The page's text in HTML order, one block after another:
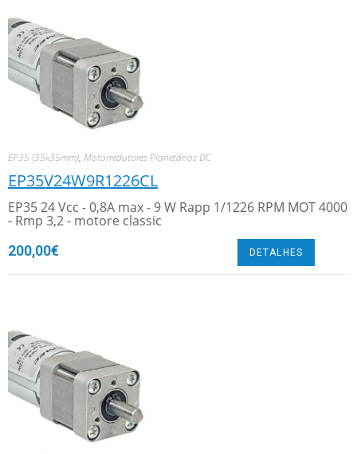
EP35 (35x35mm), Motorredutores Planetários DC
EP35V24W9R1226CL
EP35 24 Vcc - 0,8A max - 9 W Rapp 1/1226 RPM MOT 4000
- Rmp 3,2 - motore classic
200,00€ DETALHES